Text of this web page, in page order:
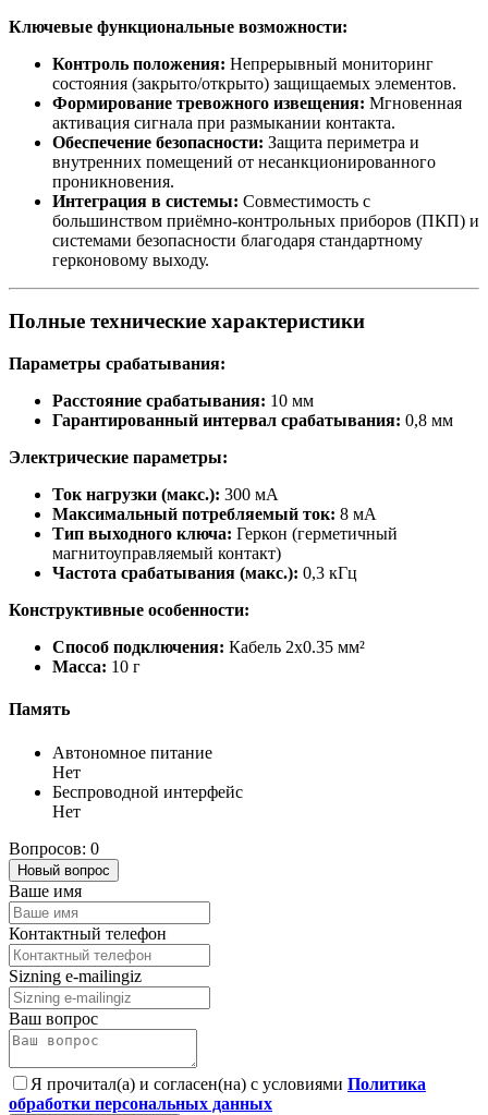
Ключевые функциональные возможности:
Контроль положения: Непрерывный мониторинг
состояния (закрыто/открыто) защищаемых элементов.
Формирование тревожного извещения: Мгновенная
активация сигнала при размыкании контакта.
Обеспечение безопасности: Защита периметра и
внутренних помещений от несанкционированного
проникновения.
Интеграция в системы: Совместимость с
большинством приёмно-контрольных приборов (ПКП) и
системами безопасности благодаря стандартному
герконовому выходу.
Полные технические характеристики
Параметры срабатывания:
Расстояние срабатывания: 10 мм
Гарантированный интервал срабатывания: 0,8 мм
Электрические параметры:
Ток нагрузки (макс.): 300 мА
Максимальный потребляемый ток: 8 мА
Тип выходного ключа: Геркон (герметичный
магнитоуправляемый контакт)
Частота срабатывания (макс.): 0,3 кГц
Конструктивные особенности:
Способ подключения: Кабель 2x0.35 мм²
Масса: 10 г
Память
Автономное питание
Нет
Беспроводной интерфейс
Нет
Вопросов: 0
Новый вопрос
Ваше имя
Контактный телефон
Sizning e-mailingiz
Ваш вопрос
Я прочитал(а) и согласен(на) с условиями Политика
обработки персональных данных